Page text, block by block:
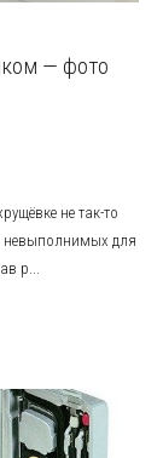
— фото
не так-то
невыполнимых для
р...